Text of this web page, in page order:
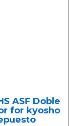
ASF Doble
for kyosho